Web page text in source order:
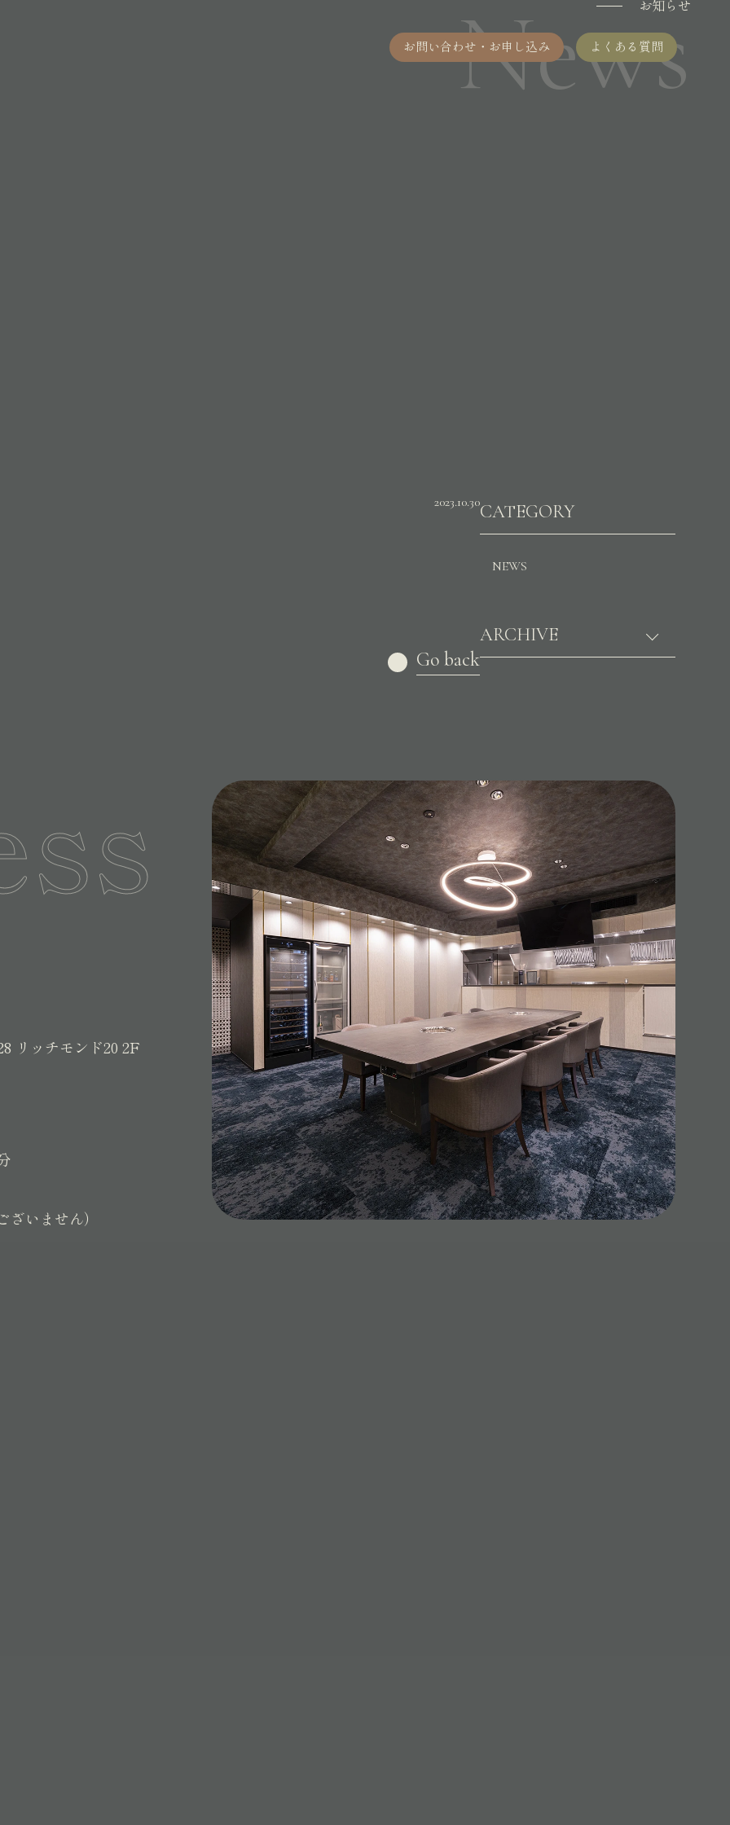
お問い合わせ・お申し込み よくある質問
お知らせ
News
2023.10.30
Go back
CATEGORY
NEWS
ARCHIVE
リッチモンド20 2F
いません）